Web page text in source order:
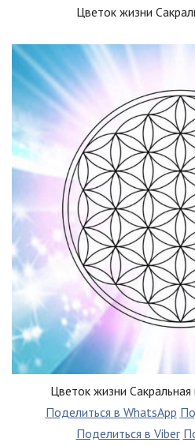
Цветок жизни
Цветок жизни
Поделиться в WhatsApp
Поделиться в Viber